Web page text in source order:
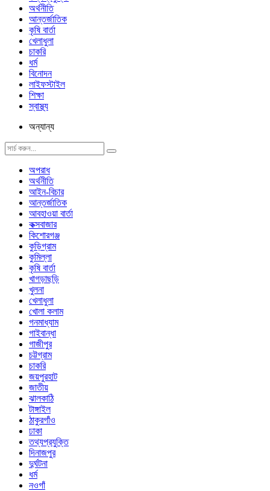
অর্থনীতি
আন্তর্জাতিক
কৃষি বার্তা
খেলাধুলা
চাকরি
ধর্ম
বিনোদন
লাইফস্টাইল
শিক্ষা
স্বাস্থ্য
অন্যান্য
অপরাধ
অর্থনীতি
আইন-বিচার
আন্তর্জাতিক
আবহাওয়া বার্তা
কক্সবাজার
কিশোরগঞ্জ
কুড়িগ্রাম
কুমিল্লা
কৃষি বার্তা
খাগড়াছড়ি
খুলনা
খেলাধুলা
খোলা কলাম
গনমাধ্যাম
গাইবান্ধা
গাজীপুর
চট্টগ্রাম
চাকরি
জয়পুরহাট
জাতীয়
ঝালকাঠি
টাঙ্গাইল
ঠাকুরগাঁও
ঢাকা
তথ্যপ্রযুক্তি
দিনাজপুর
দুর্ঘটনা
ধর্ম
নওগাঁ